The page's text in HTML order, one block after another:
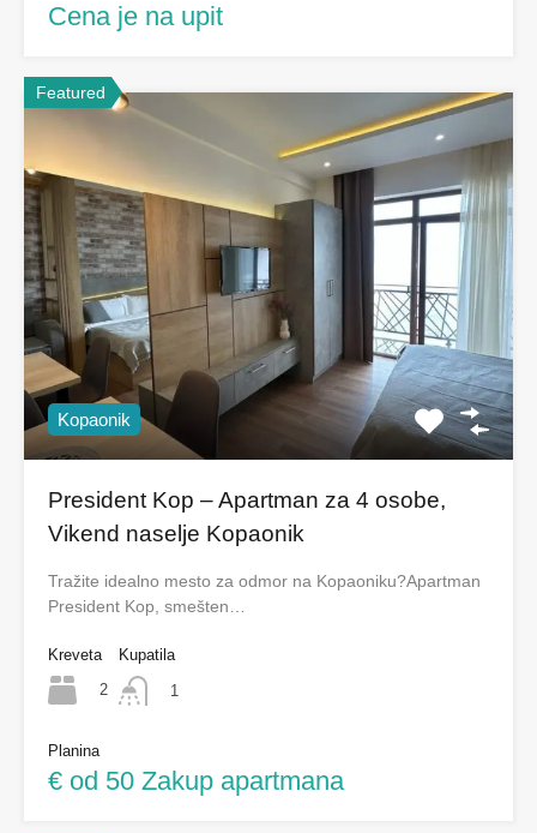
Cena je na upit
Featured
Kopaonik
President Kop – Apartman za 4 osobe,
Vikend naselje Kopaonik
Tražite idealno mesto za odmor na Kopaoniku?Apartman
President Kop, smešten…
Kreveta
2
Kupatila
1
Planina
€ od 50 Zakup apartmana